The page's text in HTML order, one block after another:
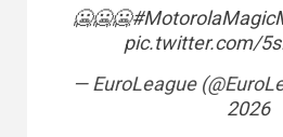
🥶🥶🥶
pic.twitter.com/
— EuroLeague
2026